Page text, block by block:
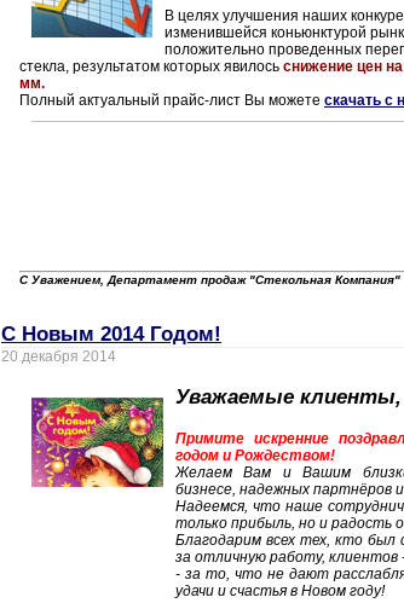
В целях улучшения наших
изменившейся коньюнктурой
положительно проведенных
стекла, результатом которых явилось снижение цен
мм.
Полный актуальный прайс-лист Вы можете скачать с
С Уважением, Департамент продаж "Стекольная Компания"
С Новым 2014 Годом!
20 декабря 2014
Уважаемые
Примите искренние
годом и Рождеством!
Желаем Вам и Вашим
бизнесе, надежных партнёров
Надеемся, что наше
только прибыль, но и радость
Благодарим всех тех, кто был
за отличную работу, клиентов
- за то, что не дают
удачи и счастья в Новом году!